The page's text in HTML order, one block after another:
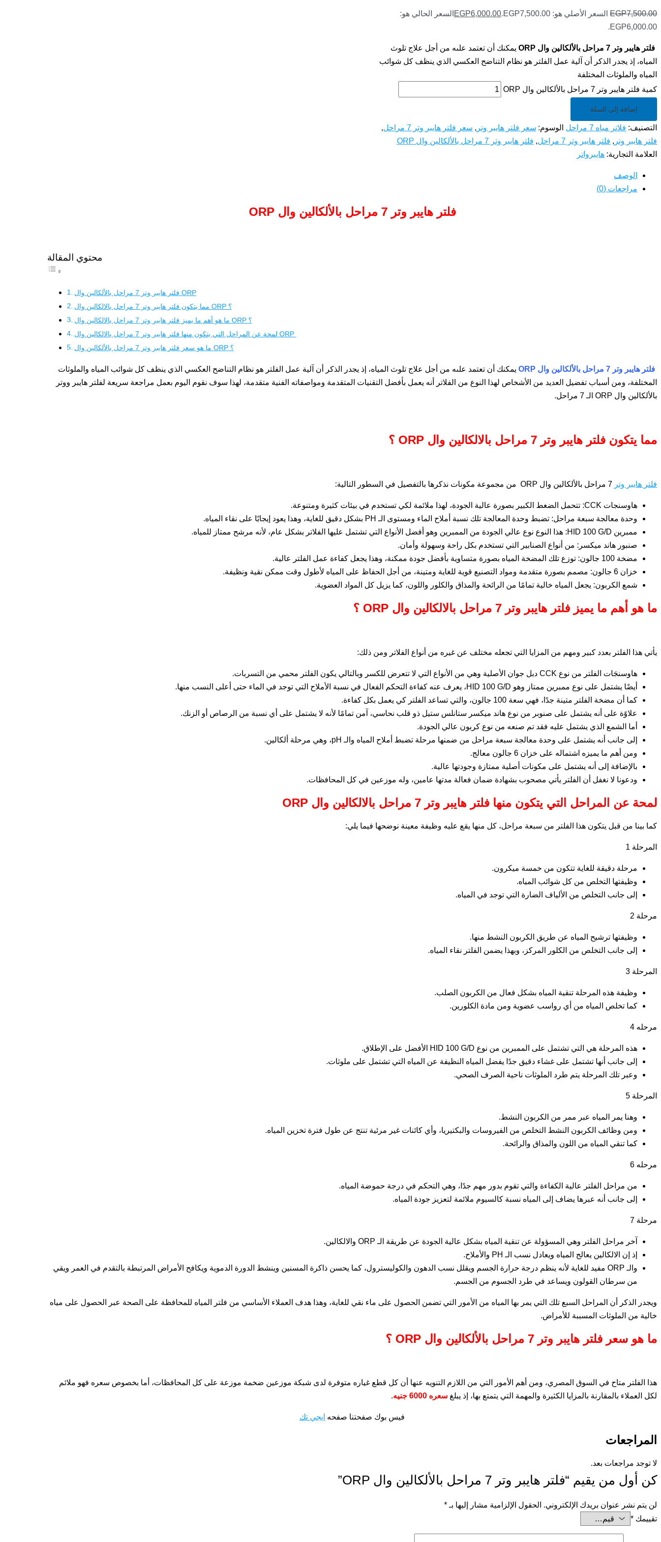
EGP7,500.00 السعر الأصلي هو: EGP7,500.00. EGP6,000.00
السعر الحالي هو:
EGP6,000.00.
فلتر هايبر وتر 7 مراحل بالألكالين وال ORP
يمكنك أن تعتمد علىه من أجل علاج تلوث
المياه، إذ يجدر الذكر أن آلية عمل الفلتر هو نظام التناضح العكسي الذي ينظف كل شوائب
المياه والملوثات المختلفة
كمية فلتر هايبر وتر 7 مراحل بالألكالين وال ORP
إضافة إلى السلة
التصنيف: فلاتر مياه 7 مراحل الوسوم: سعر فلتر هايبر وتر , سعر فلتر هايبر وتر 7 مراحل
,
فلتر هايبر وتر , فلتر هايبر وتر 7 مراحل , فلتر هايبر وتر 7 مراحل بالألكالين وال ORP
العلامة التجارية: هايبرواتر
الوصف
مراجعات (0)
فلتر هايبر وتر 7 مراحل بالألكالين وال ORP
محتوي المقالة
فلتر هايبر وتر 7 مراحل بالألكالين وال ORP
مما يتكون فلتر هايبر وتر 7 مراحل بالالكالين وال ORP ؟
ما هو أهم ما يميز فلتر هايبر وتر 7 مراحل بالالكالين وال ORP ؟
لمحة عن المراحل التي يتكون منها فلتر هايبر وتر 7 مراحل بالالكالين وال ORP
ما هو سعر فلتر هايبر وتر 7 مراحل بالألكالين وال ORP ؟
فلتر هايبر وتر 7 مراحل بالألكالين وال ORP
يمكنك أن تعتمد علىه من أجل علاج تلوث المياه، إذ يجدر الذكر أن آلية عمل الفلتر هو نظام التناضح العكسي الذي ينظف كل شوائب المياه والملوثات
المختلفة، ومن أسباب تفضيل العديد من الأشخاص لهذا النوع من الفلاتر أنه يعمل بأفضل التقنيات المتقدمة ومواصفاته الفنية متقدمة، لهذا سوف نقوم اليوم بعمل مراجعة سريعة لفلتر هايبر ووتر
بالألكالين وال ORP الـ 7 مراحل.
مما يتكون فلتر هايبر وتر 7 مراحل بالالكالين وال ORP ؟
فلتر هايبر وتر
هاوسنجات CCK: تتحمل الضغط الكبير بصورة عالية الجودة، لهذا ملائمة لكي تستخدم في بيئات كثيرة ومتنوعة.
وحدة معالجة سبعة مراحل: تضبط وحدة المعالجة تلك نسبة أملاح الماء ومستوى الـ PH بشكل دقيق للغاية، وهذا يعود إيجابًا على نقاء المياه.
ممبرين HID 100 G/D: هذا النوع نوع عالي الجودة من الممبرين وهو أفضل الأنواع التي تشتمل عليها الفلاتر بشكل عام، لأنه مرشح ممتاز للمياه.
صنبور هاند ميكسر: من أنواع الصنابير التي تستخدم بكل راحة وسهولة وأمان.
مضخة 100 جالون: توزع تلك المضخة المياه بصورة متساوية بأفضل جودة ممكنة، وهذا يجعل كفاءة عمل الفلتر عالية.
خزان 6 جالون: مصمم بصورة متقدمة ومواد التصنيع قوية للغاية ومتينة، من أجل الحفاظ على المياه لأطول وقت ممكن نقية ونظيفة.
شمع الكربون: يجعل المياه خالية تمامًا من الرائحة والمذاق والكلور واللون، كما يزيل كل المواد العضوية.
ما هو أهم ما يميز فلتر هايبر وتر 7 مراحل بالالكالين وال ORP ؟
يأتي هذا الفلتر بعدد كبير ومهم من المزايا التي تجعله مختلف عن غيره من أنواع الفلاتر ومن ذلك:
هاوسنجَات الفلتر من نوع CCK دبل جوان الأصلية وهي من الأنواع التي لا تتعرض للكسر وبالتالي يكون الفلتر محمي من التسربات.
أيضًا يشتمل على نوع ممبرين ممتاز وهو HID 100 G/D، يعرف عنه كفاءة التحكم الفعال في نسبة الأملاح التي توجد في الماء حتى أعلى النسب منها.
كما أن مضخة الفلتر متينة جدًا، فهي سعة 100 جالون، والتي تساعد الفلتر كي يعمل بكل كفاءة.
علاوًة على أنه يشتمل على صنوبر من نوع هاند ميكسر ستانلس ستيل ذو قلب نحاسي، آمن تمامًا لأنه لا يشتمل على أي نسبة من الرصاص أو الزنك.
أما الشمع الذي يشتمل عليه فقد تم صنعه من نوع كربون عالي الجودة.
إلى جانب أنه يشتمل على وحدة معالجة سبعة مراحل من ضمنها مرحلة تضبط أملاح المياه والـ pH، وهي مرحلة ألكالين.
ومن أهم ما يميزه اشتماله على خزان 6 جالون معالج.
بالإضافة إلى أنه يشتمل على مكونات أصلية ممتازة وجودتها عالية.
ودعونا لا نغفل أن الفلتر يأتي مصحوب بشهادة ضمان فعالة مدتها عامين، وله موزعين في كل المحافظات.
لمحة عن المراحل التي يتكون منها فلتر هايبر وتر 7 مراحل بالالكالين وال ORP
كما بينا من قبل يتكون هذا الفلتر من سبعة مراحل، كل منها يقع عليه وظيفة معينة نوضحها فيما يلي:
المرحلة 1
مرحلة دقيقة للغاية تتكون من خمسة ميكرون.
وظيفتها التخلص من كل شوائب المياه.
إلى جانب التخلص من الألياف الضارة التي توجد في المياه.
مرحلة 2
وظيفتها ترشيح المياه عن طريق الكربون النشط منها.
إلى جانب التخلص من الكلور المركز، وبهذا يضمن الفلتر نقاء المياه.
المرحلة 3
وظيفة هذه المرحلة تنقية المياه بشكل فعال من الكربون الصلب.
كما تخلص المياه من أي رواسب عضوية ومن مادة الكلورين.
مرحله 4
هذه المرحلة هي التي تشتمل على الممبرين من نوع HID 100 G/D الأفضل على الإطلاق.
إلى جانب أنها تشتمل على غشاء دقيق جدًا يفضل المياه النظيفة عن المياه التي تشتمل على ملوثات.
وعبر تلك المرحلة يتم طرد الملوثات ناحية الصرف الصحي.
المرحلة 5
وهنا يمر المياه عبر ممر من الكربون النشط.
ومن وظائف الكربون النشط التخلص من الفيروسات والبكتيريا، وأي كائنات غير مرئية تنتج عن طول فترة تخزين المياه.
كما تنقي المياه من اللون والمذاق والرائحة.
مرحله 6
من مراحل الفلتر عالية الكفاءة والتي تقوم بدور مهم جدًا، وهي التحكم في درجة حموضة المياه.
إلى جانب أنه عبرها يضاف إلى المياه نسبة كالسيوم ملائمة لتعزيز جودة المياه.
مرحلة 7
آخر مراحل الفلتر وهي المسؤولة عن تنقية المياه بشكل عالية الجودة عن طريقة الـ ORP والالكالين.
إذ إن الالكالين يعالج المياه ويعادل نسب الـ PH والأملاح.
والـ ORP مفيد للغاية لأنه ينظم درجة حرارة الجسم ويقلل نسب الدهون والكوليسترول، كما يحسن ذاكرة المسنين وينشط الدورة الدموية ويكافح الأمراض المرتبطة بالتقدم في العمر ويقي
من سرطان القولون ويساعد في طرد الجسوم من الجسم.
ويجدر الذكر أن المراحل السبع تلك التي يمر بها المياه من الأمور التي تضمن الحصول على ماء نقي للغاية، وهذا هدف العملاء الأساسي من فلتر المياه للمحافظة على الصحة عبر الحصول على مياه
خالية من الملوثات المسببة للأمراض.
ما هو سعر فلتر هايبر وتر 7 مراحل بالألكالين وال ORP ؟
هذا الفلتر متاح في السوق المصري، ومن أهم الأمور التي من اللازم التنويه عنها أن كل قطع غياره متوفرة لدى شبكة موزعين ضخمة موزعة على كل المحافظات، أما بخصوص سعره فهو ملائم
لكل العملاء بالمقارنة بالمزايا الكثيرة والمهمة التي يتمتع بها، إذ يبلغ سعره 6000 جنيه .
فيس بوك صفحتنا صفحه ايجي تك
المراجعات
لا توجد مراجعات بعد.
كن أول من يقيم “فلتر هايبر وتر 7 مراحل بالألكالين وال ORP”
لن يتم نشر عنوان بريدك الإلكتروني. الحقول الإلزامية مشار إليها بـ *
تقييمك *